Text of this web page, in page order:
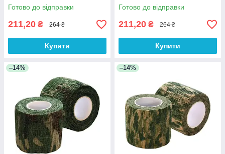
Готово до відправки
211,20 ₴ 264 ₴
Купити
Готово до відправки
211,20 ₴ 264 ₴
Купити
–14% –14%